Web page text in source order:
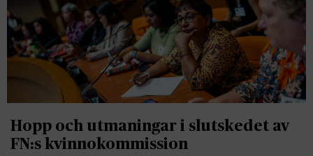
Hopp och utmaningar i slutskedet av
FN:s kvinnokommission